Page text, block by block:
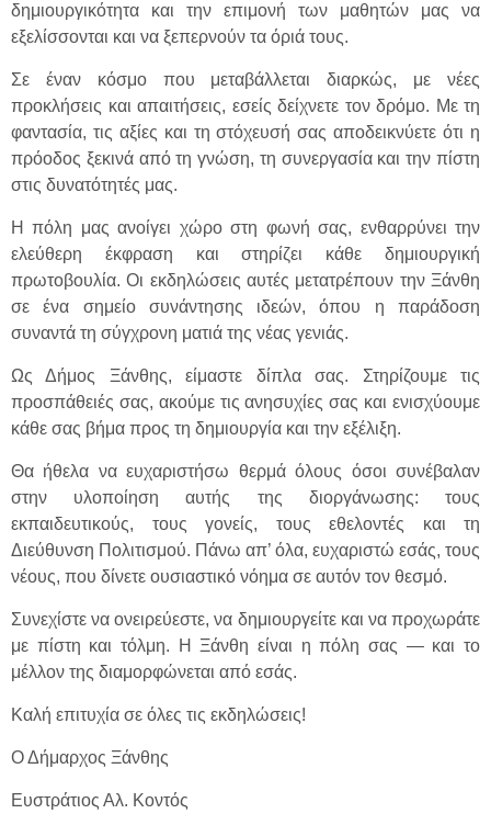
δημιουργικότητα και την επιμονή των μαθητών μας να
εξελίσσονται και να ξεπερνούν τα όριά τους.
Σε έναν κόσμο που μεταβάλλεται διαρκώς, με νέες
προκλήσεις και απαιτήσεις, εσείς δείχνετε τον δρόμο. Με τη
φαντασία, τις αξίες και τη στόχευσή σας αποδεικνύετε ότι η
πρόοδος ξεκινά από τη γνώση, τη συνεργασία και την πίστη
στις δυνατότητές μας.
Η πόλη μας ανοίγει χώρο στη φωνή σας, ενθαρρύνει την
ελεύθερη έκφραση και στηρίζει κάθε δημιουργική
πρωτοβουλία. Οι εκδηλώσεις αυτές μετατρέπουν την Ξάνθη
σε ένα σημείο συνάντησης ιδεών, όπου η παράδοση
συναντά τη σύγχρονη ματιά της νέας γενιάς.
Ως Δήμος Ξάνθης, είμαστε δίπλα σας. Στηρίζουμε τις
προσπάθειές σας, ακούμε τις ανησυχίες σας και ενισχύουμε
κάθε σας βήμα προς τη δημιουργία και την εξέλιξη.
Θα ήθελα να ευχαριστήσω θερμά όλους όσοι συνέβαλαν
στην υλοποίηση αυτής της διοργάνωσης: τους
εκπαιδευτικούς, τους γονείς, τους εθελοντές και τη
Διεύθυνση Πολιτισμού. Πάνω απ’ όλα, ευχαριστώ εσάς, τους
νέους, που δίνετε ουσιαστικό νόημα σε αυτόν τον θεσμό.
Συνεχίστε να ονειρεύεστε, να δημιουργείτε και να προχωράτε
με πίστη και τόλμη. Η Ξάνθη είναι η πόλη σας — και το
μέλλον της διαμορφώνεται από εσάς.
Καλή επιτυχία σε όλες τις εκδηλώσεις!
Ο Δήμαρχος Ξάνθης
Ευστράτιος Αλ. Κοντός